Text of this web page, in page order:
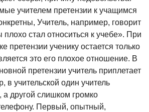
учителем претензии к учащимся
Учитель, например, говорит
плохо стал относиться к учебе». При
претензии ученику остается только
это его плохое отношение. В
претензии учитель приплетает
в учительской один учитель
а другой слишком громко
Первый, опытный,